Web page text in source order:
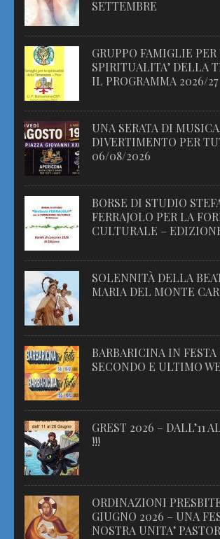
SETTEMBRE
GRUPPO FAMIGLIE PER
SPIRITUALITA’ DELLA
IL PROGRAMMA 2026/27
UNA SERATA DI
DIVERTIMENTO PER
06/08/2026
BORSE DI STUDIO
FERRAJOLO PER LA
CULTURALE –
SOLENNITÀ DELLA
MARIA DEL MONTE
BARBARICINA IN FESTA
SECONDO E ULTIMO
GREST 2026 – DALL’11
!!!
ORDINAZIONI
GIUGNO 2026 – UNA
NOSTRA UNITA’